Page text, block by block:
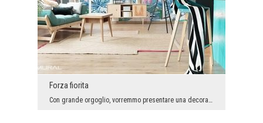
Forza fiorita
Con grande orgoglio, vorremmo presentare una decorazione murale, la quale ameranno veramente tutt...